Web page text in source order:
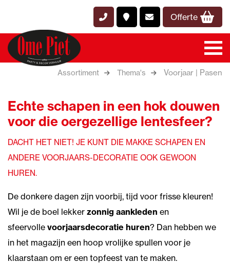
Offerte
Assortiment Thema's Voorjaar | Pasen
Echte schapen in een hok douwen
voor die oergezellige lentesfeer?
DACHT HET NIET! JE KUNT DIE MAKKE SCHAPEN EN
ANDERE VOORJAARS-DECORATIE OOK GEWOON
HUREN.
De donkere dagen zijn voorbij, tijd voor frisse kleuren!
Wil je de boel lekker zonnig aankleden en
sfeervolle voorjaarsdecoratie huren? Dan hebben we
in het magazijn een hoop vrolijke spullen voor je
klaarstaan om er een topfeest van te maken.